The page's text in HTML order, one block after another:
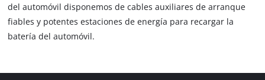
del automóvil disponemos de cables auxiliares de arranque
fiables y potentes estaciones de energía para recargar la
batería del automóvil.